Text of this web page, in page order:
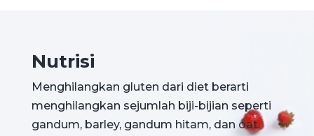
Nutrisi
Menghilangkan gluten dari diet berarti
menghilangkan sejumlah biji-bijian seperti
gandum, barley, gandum hitam, dan oat.